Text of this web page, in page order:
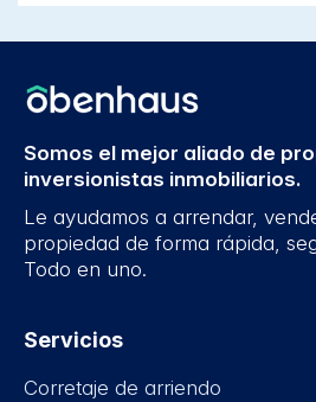
Somos el mejor aliado de
inversionistas inmobiliarios.
Le ayudamos a arrendar,
propiedad de forma rápida,
Todo en uno.
Servicios
Corretaje de arriendo